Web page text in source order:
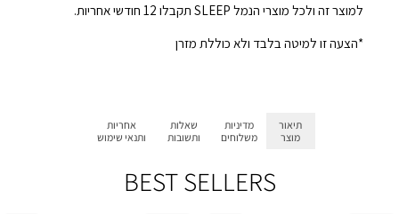
תיאור
מוצר
מדיניות
משלוחים
שאלות
ותשובות
אחריות
ותנאי שימוש
למוצר זה ולכל מוצרי הנמל SLEEP תקבלו 12 חודשי אחריות.
*הצעה זו למיטה בלבד ולא כוללת מזרן
BEST SELLERS